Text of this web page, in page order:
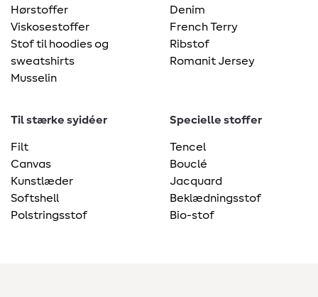
Hørstoffer
Viskosestoffer
Stof til hoodies og
sweatshirts
Musselin
Denim
French Terry
Ribstof
Romanit Jersey
Til stærke syidéer
Filt
Canvas
Kunstlæder
Softshell
Polstringsstof
Specielle stoffer
Tencel
Bouclé
Jacquard
Beklædningsstof
Bio-stof